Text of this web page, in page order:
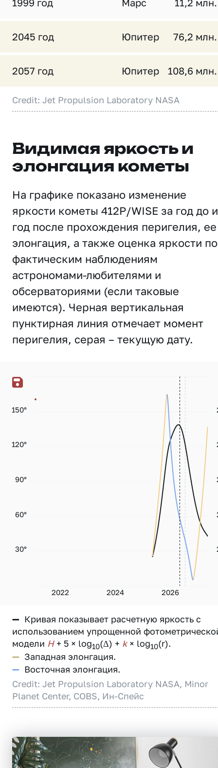
1999 год Марс 11,2
2045 год Юпитер 76,2
2057 год Юпитер 108,6
Credit: Jet Propulsion Laboratory NASA
Видимая яркость и
элонгация кометы
На графике показано изменение
яркости кометы 412P/WISE за год до и
год после прохождения перигелия, ее
элонгация, а также оценка яркости по
фактическим наблюдениям
астрономами-любителями и
обсерваториями (если таковые
имеются). Черная вертикальная
пунктирная линия отмечает момент
перигелия, серая – текущую дату.
2022 2024 2026
30°
60°
90°
120°
150°
— Кривая показывает расчетную яркость с
использованием упрощенной
модели H+ 5 × log10(Δ) + k× log10(r).
— Западная элонгация.
— Восточная элонгация.
Credit: Jet Propulsion Laboratory NASA, Minor
Planet Center, COBS, Ин-Спейс